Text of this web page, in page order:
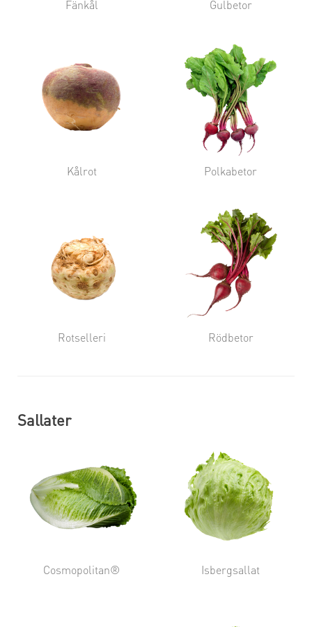
Fänkål Gulbetor
Kålrot Polkabetor
Rotselleri Rödbetor
Sallater
Cosmopolitan® Isbergsallat